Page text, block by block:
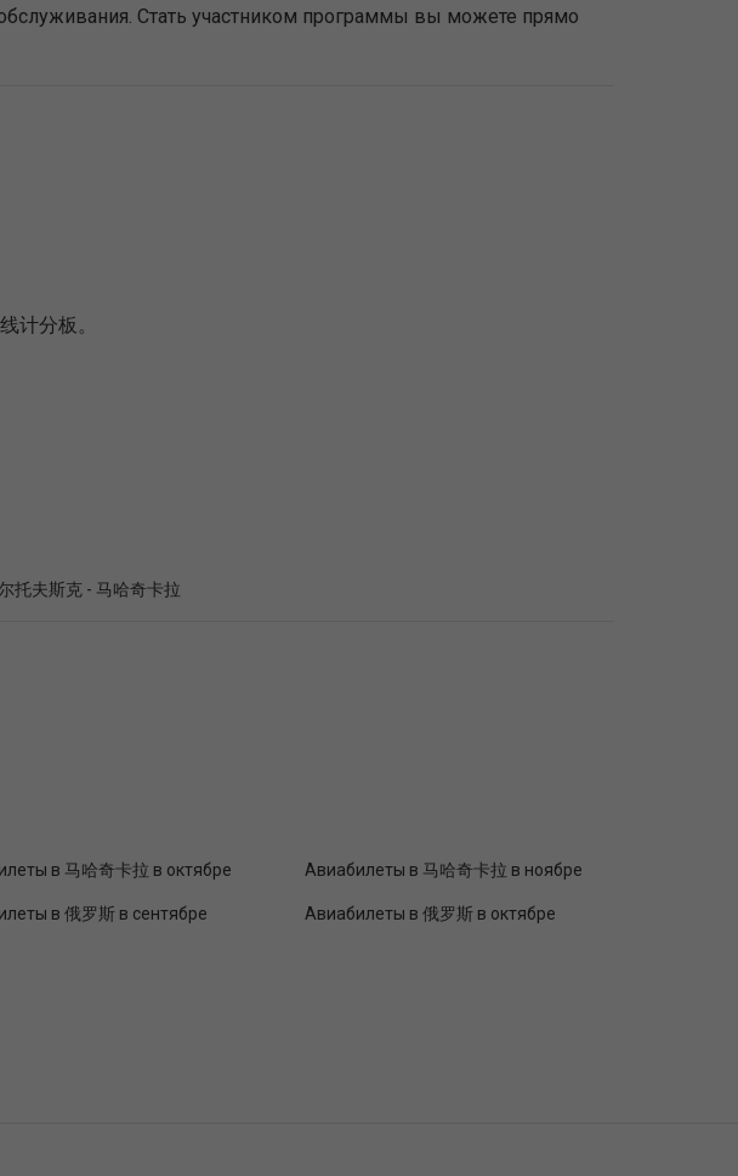
Стать участником программы вы можете прямо
计分板。
托夫斯克 - 马哈奇卡拉
в 马哈奇卡拉 в октябре Авиабилеты в 马哈奇卡拉 в ноябре
в 俄罗斯 в сентябре Авиабилеты в 俄罗斯 в октябре